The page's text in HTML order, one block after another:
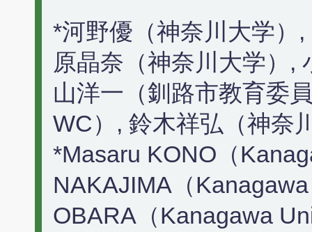
*河野優（神奈川大学）
原晶奈（神奈川大学）,
山洋一（釧路市教育委
WC）, 鈴木祥弘（神奈
*Masaru KONO（
NAKAJIMA（
OBARA（Kanagawa